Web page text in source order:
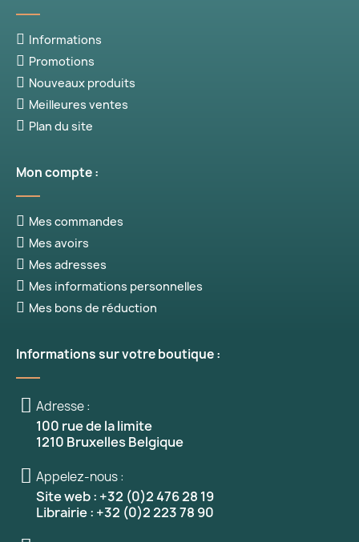
Informations
Promotions
Nouveaux produits
Meilleures ventes
Plan du site
Mon compte :
Mes commandes
Mes avoirs
Mes adresses
Mes informations personnelles
Mes bons de réduction
Informations sur votre boutique :
Adresse :
100 rue de la limite
1210 Bruxelles Belgique
Appelez-nous :
Site web : +32 (0)2 476 28 19
Librairie : +32 (0)2 223 78 90